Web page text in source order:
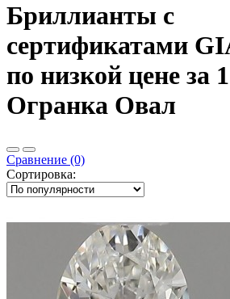
Бриллианты с
сертификатами
по низкой цене за
Огранка Овал
Сравнение (0)
Сортировка: